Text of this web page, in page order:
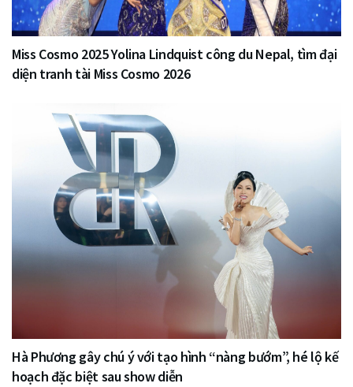
Miss Cosmo 2025 Yolina Lindquist công du Nepal, tìm đại
diện tranh tài Miss Cosmo 2026
Hà Phương gây chú ý với tạo hình “nàng bướm”, hé lộ kế
hoạch đặc biệt sau show diễn